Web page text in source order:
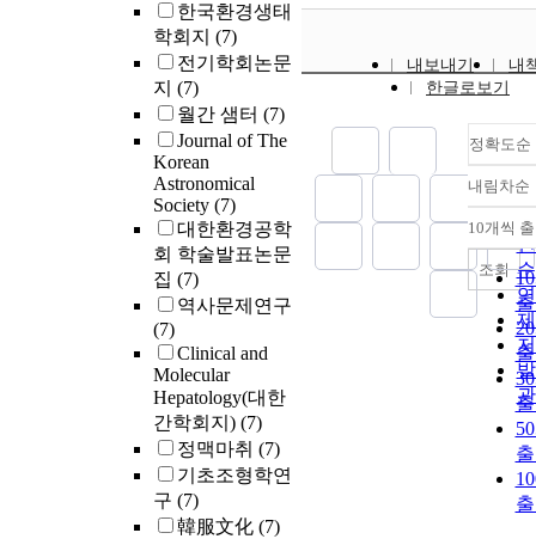
한국환경생태
학회지 (7)
전기학회논문
지 (7)
월간 샘터 (7)
Journal of The
Korean
Astronomical
Society (7)
대한환경공학
회 학술발표논문
집 (7)
역사문제연구
(7)
Clinical and
Molecular
Hepatology(대한
간학회지) (7)
정맥마취 (7)
기초조형학연
구 (7)
韓服文化 (7)
내보내기
내
한글로보기
정확도순
순
순
내림차순
10개씩
조회